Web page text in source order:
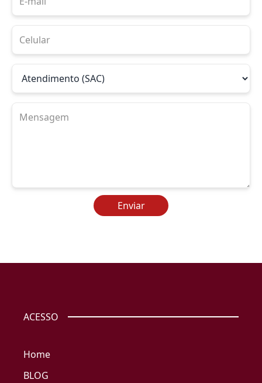
Enviar
ACESSO
Home
BLOG